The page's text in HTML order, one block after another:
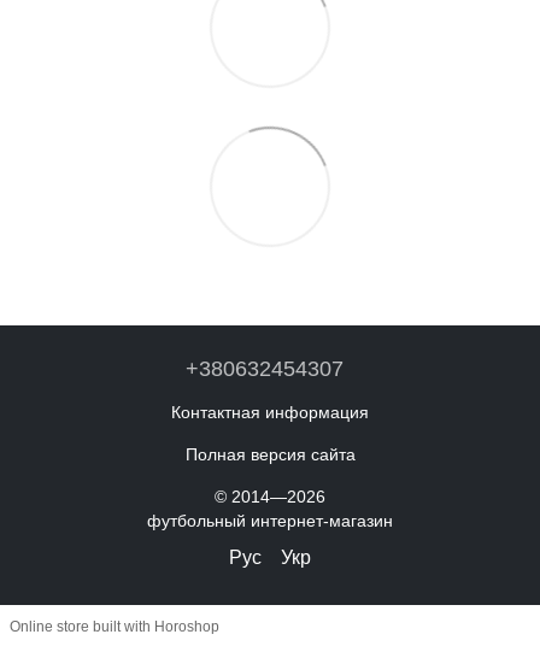
+380632454307
Контактная информация
Полная версия сайта
© 2014—2026
футбольный интернет-магазин
Рус Укр
Online store built with Horoshop